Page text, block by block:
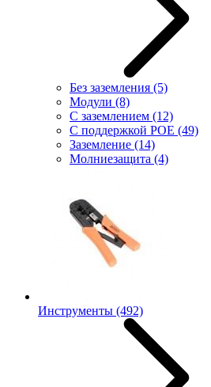
Без заземления (5)
Модули (8)
С заземлением (12)
С поддержкой POE (49)
Заземление (14)
Молниезащита (4)
Инструменты (492)